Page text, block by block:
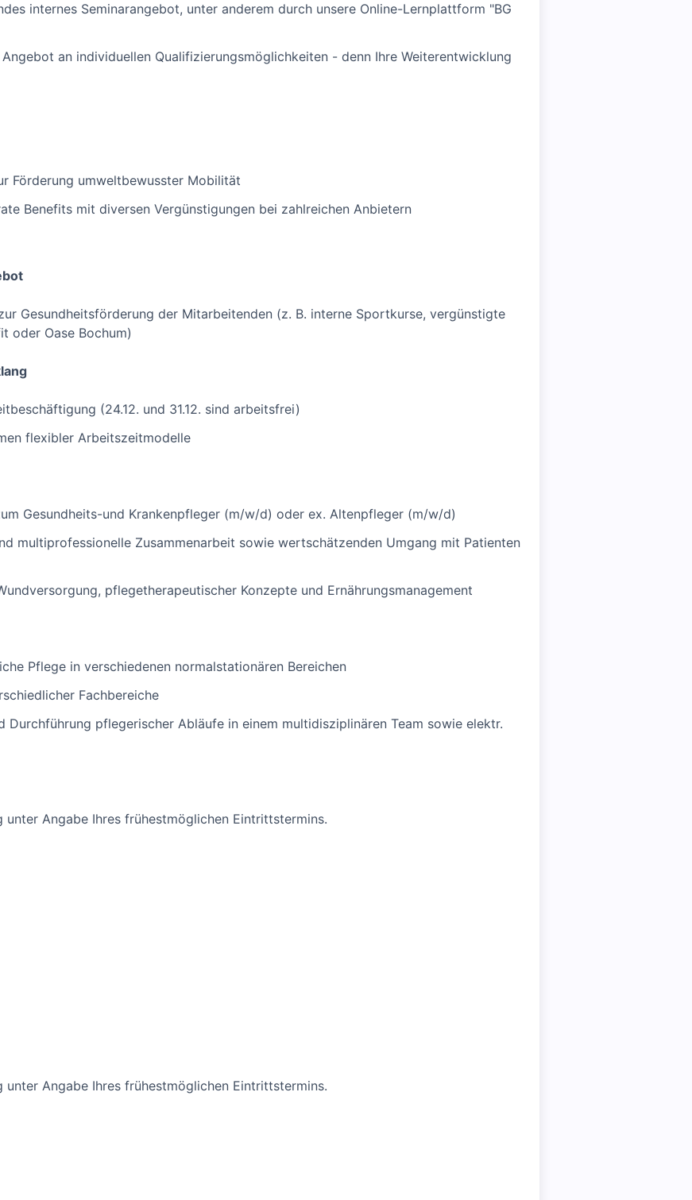
internes Seminarangebot, unter anderem durch unsere Online-Lernplattform "BG
an individuellen Qualifizierungsmöglichkeiten - denn Ihre Weiterentwicklung
Förderung umweltbewusster Mobilität
Benefits mit diversen Vergünstigungen bei zahlreichen Anbietern
Gesundheitsförderung der Mitarbeitenden (z. B. interne Sportkurse, vergünstigte
oder Oase Bochum)
(24.12. und 31.12. sind arbeitsfrei)
flexibler Arbeitszeitmodelle
Gesundheits-und Krankenpfleger (m/w/d) oder ex. Altenpfleger (m/w/d)
multiprofessionelle Zusammenarbeit sowie wertschätzenden Umgang mit Patienten
pflegetherapeutischer Konzepte und Ernährungsmanagement
Pflege in verschiedenen normalstationären Bereichen
Fachbereiche
Durchführung pflegerischer Abläufe in einem multidisziplinären Team sowie elektr.
unter Angabe Ihres frühestmöglichen Eintrittstermins.
unter Angabe Ihres frühestmöglichen Eintrittstermins.